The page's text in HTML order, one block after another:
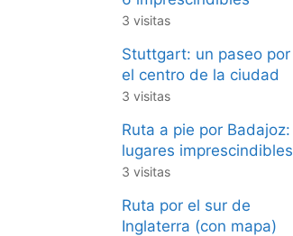
3 visitas
Stuttgart: un paseo por
el centro de la ciudad
3 visitas
Ruta a pie por Badajoz:
lugares imprescindibles
3 visitas
Ruta por el sur de
Inglaterra (con mapa)